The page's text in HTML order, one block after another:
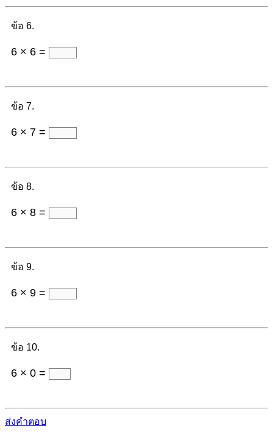
ข้อ 6.
6 × 6 =
ข้อ 7.
6 × 7 =
ข้อ 8.
6 × 8 =
ข้อ 9.
6 × 9 =
ข้อ 10.
6 × 0 =
ส่งคำตอบ